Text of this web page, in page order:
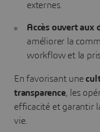
externes.
Accès ouvert aux
améliorer la
workflow et la
En favorisant une
transparence, les
efficacité et garantir
vie.